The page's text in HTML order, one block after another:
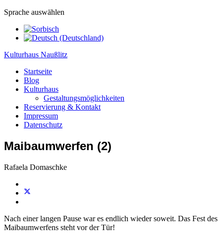
Sprache auswählen
Kulturhaus Naußlitz
Startseite
Blog
Kulturhaus
Gestaltungsmöglichkeiten
Reservierung & Kontakt
Impressum
Datenschutz
Maibaumwerfen (2)
Rafaela Domaschke
Nach einer langen Pause war es endlich wieder soweit. Das Fest des
Maibaumwerfens steht vor der Tür!